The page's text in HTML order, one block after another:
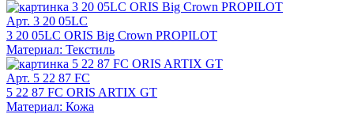
Арт. 3 20 05LC
3 20 05LC ORIS Big Crown PROPILOT
Материал: Текстиль
Арт. 5 22 87 FC
5 22 87 FC ORIS ARTIX GT
Материал: Кожа